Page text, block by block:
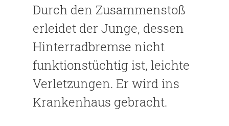
Durch den Zusammenstoß
erleidet der Junge, dessen
Hinterradbremse nicht
funktionstüchtig ist, leichte
Verletzungen. Er wird ins
Krankenhaus gebracht.